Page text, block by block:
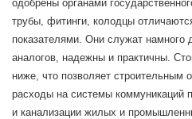
одобрены органами
трубы, фитинги, колодцы
показателями. Они служат намного
аналогов, надежны и практичны.
ниже, что позволяет строительным
расходы на системы коммуникаций
и канализации жилых и